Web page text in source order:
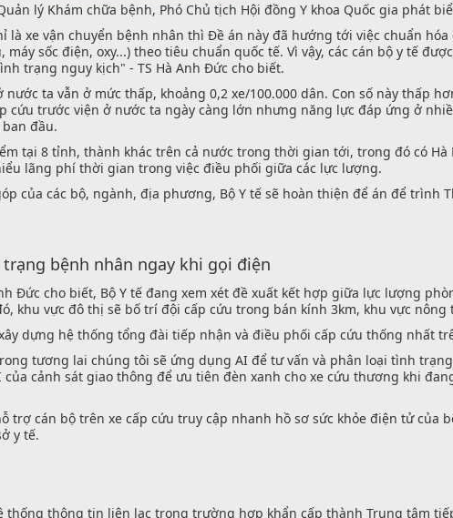
lý Khám chữa bệnh, Phó Chủ tịch Hội đồng Y khoa Quốc gia phát
xe vận chuyển bệnh nhân thì Đề án này đã hướng tới việc chuẩn
sốc điện, oxy...) theo tiêu chuẩn quốc tế. Vì vậy, các cán bộ y tế
trạng nguy kịch" - TS Hà Anh Đức cho biết.
ta vẫn ở mức thấp, khoảng 0,2 xe/100.000 dân. Con số này thấp
cứu trước viện ở nước ta ngày càng lớn nhưng năng lực đáp ứng ở
đầu.
tại 8 tỉnh, thành khác trên cả nước trong thời gian tới, trong đó có Hà
lãng phí thời gian trong việc điều phối giữa các lực lượng.
của các bộ, ngành, địa phương, Bộ Y tế sẽ hoàn thiện để án để
bệnh nhân ngay khi gọi điện
Đức cho biết, Bộ Y tế đang xem xét đề xuất kết hợp giữa lực lượng
khu vực đô thị sẽ bố trí đội cấp cứu trong bán kính 3km, khu vực nông
dựng hệ thống tổng đài tiếp nhận và điều phối cấp cứu thống nhất
tương lai chúng tôi sẽ ứng dụng AI để tư vấn và phân loại tình
cảnh sát giao thông để ưu tiên đèn xanh cho xe cứu thương khi
trợ cán bộ trên xe cấp cứu truy cập nhanh hồ sơ sức khỏe điện tử của
y tế.
thống thông tin liên lạc trong trường hợp khẩn cấp thành Trung tâm